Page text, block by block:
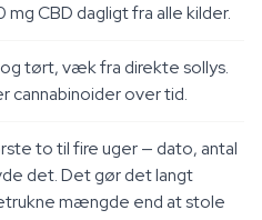
CBD dagligt fra alle kilder.
tørt, væk fra direkte sollys.
cannabinoider over tid.
to til fire uger — dato, antal
det. Det gør det langt
mængde end at stole